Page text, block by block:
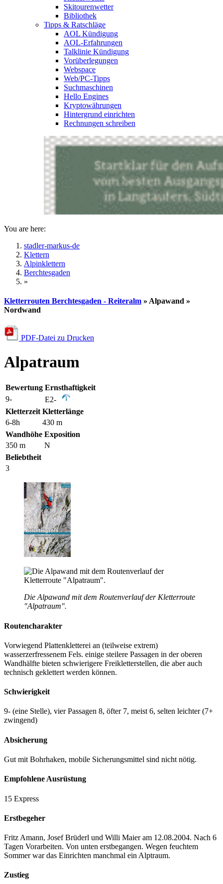
Skitourenwetter
Bibliothek
Tipps & Ratschläge
AOL Kündigung
AOL-Erfahrungen
Talklinie Kündigung
Vorüberlegungen
Webspace
Web/PC-Tipps
Suchmaschinen
Hello Engines
Kryptowährungen
Hintergrund einrichten
Rechnungen schreiben
You are here:
stadler-markus-de
Klettern
Alpinklettern
Berchtesgaden
»
Kletterrouten Berchtesgaden - Reiteralm » Alpawand »
Nordwand
PDF-Datei zu Drucken
Alpatraum
Bewertung Ernsthaftigkeit
9-
E2-
Kletterzeit Kletterlänge
6-8h
430 m
Wandhöhe Exposition
350 m
N
Beliebtheit
3
Die Alpawand mit dem Routenverlauf der Kletterroute
"Alpatraum".
Routencharakter
Vorwiegend Plattenkletterei an (teilweise extrem)
wasserzerfressenem Fels. einige steilere Passagen in der oberen
Wandhälfte bieten schwierigere Freikletterstellen, die aber auch
technisch geklettert werden können.
Schwierigkeit
9- (eine Stelle), vier Passagen 8, öfter 7, meist 6, selten leichter (7+
zwingend)
Absicherung
Gut mit Bohrhaken, mobile Sicherungsmittel sind nicht nötig.
Empfohlene Ausrüstung
15 Express
Erstbegeher
Fritz Amann, Josef Brüderl und Willi Maier am 12.08.2004. Nach 6
Tagen Vorarbeiten. Von unten erstbegangen. Wegen feuchtem
Sommer war das Einrichten manchmal ein Alptraum.
Zustieg